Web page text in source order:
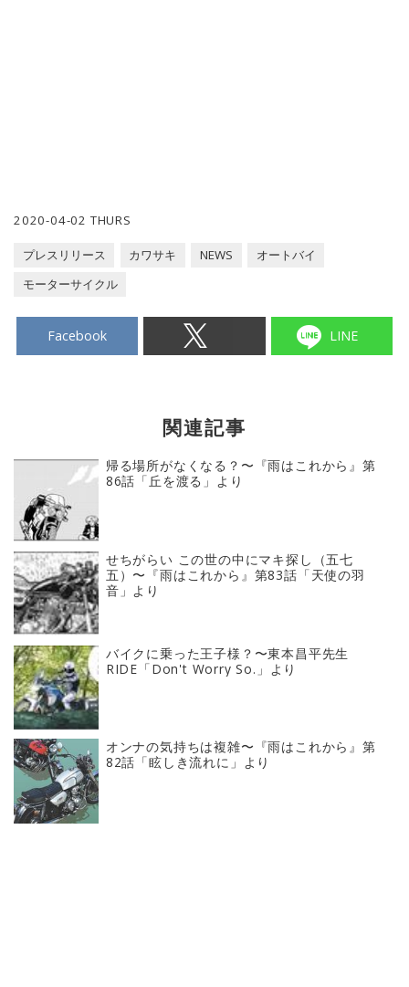
2020-04-02 THURS
プレスリリース カワサキ NEWS
オートバイ
モーターサイクル
Facebook LINE
関連記事
帰る場所がなくなる？〜『雨はこれから』第
86話「丘を渡る」より
せちがらい この世の中にマキ探し（五七
五）〜『雨はこれから』第83話「天使の羽
音」より
バイクに乗った王子様？〜東本昌平先生
RIDE「Don't Worry So.」より
オンナの気持ちは複雑〜『雨はこれから』第
82話「眩しき流れに」より